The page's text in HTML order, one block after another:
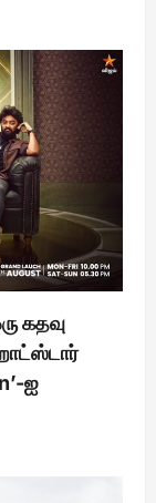
கதவு
ஐ